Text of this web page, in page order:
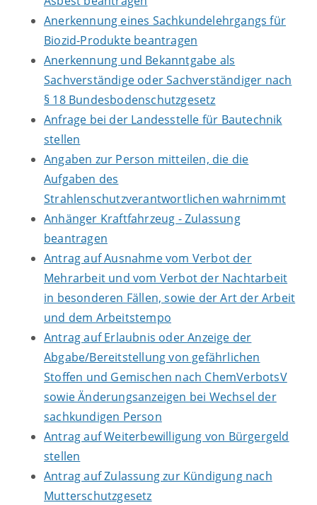
Anerkennung eines Sachkundelehrgangs für
Biozid-Produkte beantragen
Anerkennung und Bekanntgabe als
Sachverständige oder Sachverständiger nach
§ 18 Bundesbodenschutzgesetz
Anfrage bei der Landesstelle für Bautechnik
stellen
Angaben zur Person mitteilen, die die
Aufgaben des
Strahlenschutzverantwortlichen wahrnimmt
Anhänger Kraftfahrzeug - Zulassung
beantragen
Antrag auf Ausnahme vom Verbot der
Mehrarbeit und vom Verbot der Nachtarbeit
in besonderen Fällen, sowie der Art der Arbeit
und dem Arbeitstempo
Antrag auf Erlaubnis oder Anzeige der
Abgabe/Bereitstellung von gefährlichen
Stoffen und Gemischen nach ChemVerbotsV
sowie Änderungsanzeigen bei Wechsel der
sachkundigen Person
Antrag auf Weiterbewilligung von Bürgergeld
stellen
Antrag auf Zulassung zur Kündigung nach
Mutterschutzgesetz